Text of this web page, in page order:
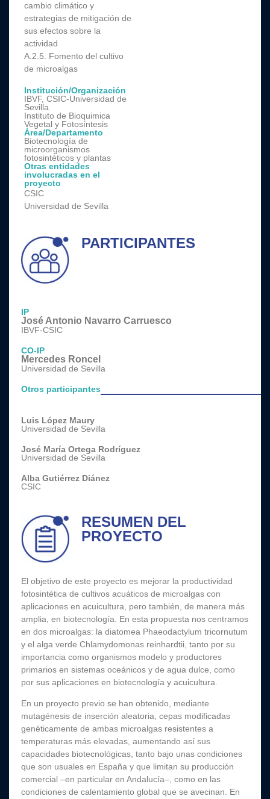
cambio climático y
estrategias de mitigación de
sus efectos sobre la
actividad
A.2.5. Fomento del cultivo
de microalgas
Institución/Organización
IBVF, CSIC-Universidad de
Sevilla
Instituto de Bioquimica
Vegetal y Fotosíntesis
Área/Departamento
Biotecnología de
microorganismos
fotosintéticos y plantas
Otras entidades
involucradas en el
proyecto
CSIC
Universidad de Sevilla
PARTICIPANTES
IP
José Antonio Navarro Carruesco
IBVF-CSIC
CO-IP
Mercedes Roncel
Universidad de Sevilla
Otros participantes
Luis López Maury
Universidad de Sevilla
José María Ortega Rodríguez
Universidad de Sevilla
Alba Gutiérrez Diánez
CSIC
RESUMEN DEL
PROYECTO
El objetivo de este proyecto es mejorar la productividad
fotosintética de cultivos acuáticos de microalgas con
aplicaciones en acuicultura, pero también, de manera más
amplia, en biotecnología. En esta propuesta nos centramos
en dos microalgas: la diatomea Phaeodactylum tricornutum
y el alga verde Chlamydomonas reinhardtii, tanto por su
importancia como organismos modelo y productores
primarios en sistemas oceánicos y de agua dulce, como
por sus aplicaciones en biotecnología y acuicultura.
En un proyecto previo se han obtenido, mediante
mutagénesis de inserción aleatoria, cepas modificadas
genéticamente de ambas microalgas resistentes a
temperaturas más elevadas, aumentando así sus
capacidades biotecnológicas, tanto bajo unas condiciones
que son usuales en España y que limitan su producción
comercial –en particular en Andalucía–, como en las
condiciones de calentamiento global que se avecinan. En